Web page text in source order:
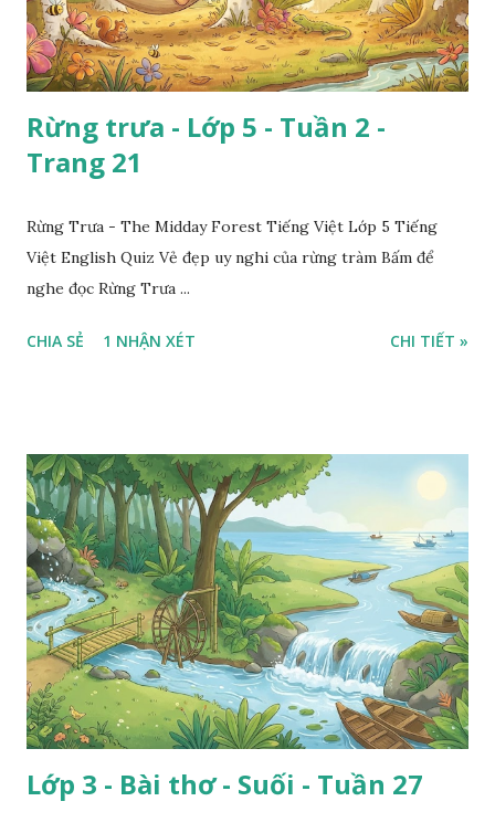
Rừng trưa - Lớp 5 - Tuần 2 -
Trang 21
Rừng Trưa - The Midday Forest Tiếng Việt Lớp 5 Tiếng
Việt English Quiz Vẻ đẹp uy nghi của rừng tràm Bấm để
nghe đọc Rừng Trưa ...
CHIA SẺ 1 NHẬN XÉT CHI TIẾT »
Lớp 3 - Bài thơ - Suối - Tuần 27